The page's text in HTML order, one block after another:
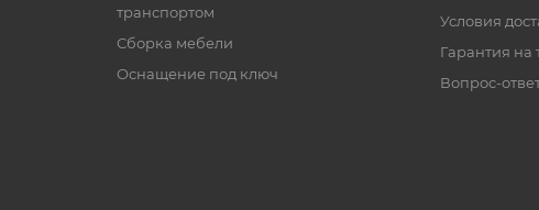
транспортом
Сборка мебели
Оснащение под ключ
Условия
Гарантия на
Вопрос-